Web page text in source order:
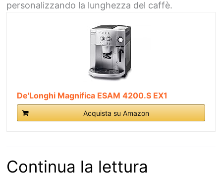
personalizzando la lunghezza del caffè.
De'Longhi Magnifica ESAM 4200.S EX1
Acquista su Amazon
Continua la lettura